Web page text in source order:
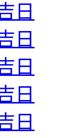
日
日
日
日
日